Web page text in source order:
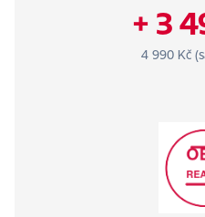
+ 3
4 990 Kč